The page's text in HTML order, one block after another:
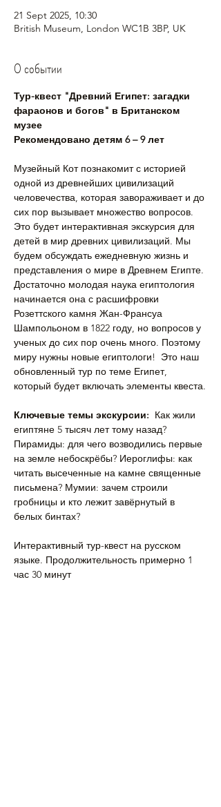
21 Sept 2025, 10:30
British Museum, London WC1B 3BP, UK
О событии
Тур-квест "Древний Египет: загадки
фараонов и богов" в Британском
музее
Рекомендовано детям 6 – 9 лет
Музейный Кот познакомит с историей
одной из древнейших цивилизаций
человечества, которая завораживает и до
сих пор вызывает множество вопросов.
Это будет интерактивная экскурсия для
детей в мир древних цивилизаций. Мы
будем обсуждать ежедневную жизнь и
представления о мире в Древнем Египте.
Достаточно молодая наука египтология
начинается она с расшифровки
Розеттского камня Жан-Франсуа
Шампольоном в 1822 году, но вопросов у
ученых до сих пор очень много. Поэтому
миру нужны новые египтологи!  Это наш
обновленный тур по теме Египет,
который будет включать элементы квеста.
Ключевые темы экскурсии: Как жили
египтяне 5 тысяч лет тому назад?
Пирамиды: для чего возводились первые
на земле небоскрёбы? Иероглифы: как
читать высеченные на камне священные
письмена? Мумии: зачем строили
гробницы и кто лежит завёрнутый в
белых бинтах?
Интерактивный тур-квест на русском
языке. Продолжительность примерно 1
час 30 минут